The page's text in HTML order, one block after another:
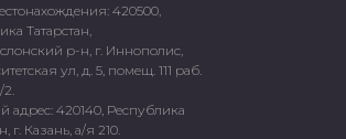
420500,
Татарстан,
р-н, г. Иннополис,
ул, д. 5, помещ. 111 раб.
адрес: 420140, Республика
г. Казань, а/я 210.